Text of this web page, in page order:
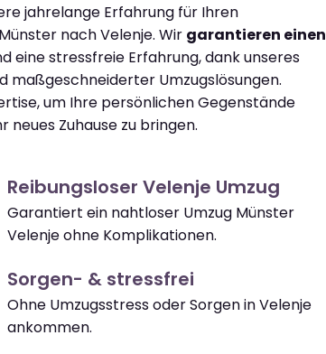
jahrelange Erfahrung für Ihren
nach Velenje. Wir garantieren einen
eine stressfreie Erfahrung, dank unseres
maßgeschneiderter Umzugslösungen.
um Ihre persönlichen Gegenstände
neues Zuhause zu bringen.
Reibungsloser Velenje Umzug
Garantiert ein nahtloser Umzug Münster
Velenje ohne Komplikationen.
Sorgen- & stressfrei
Ohne Umzugsstress oder Sorgen in Velenje
ankommen.